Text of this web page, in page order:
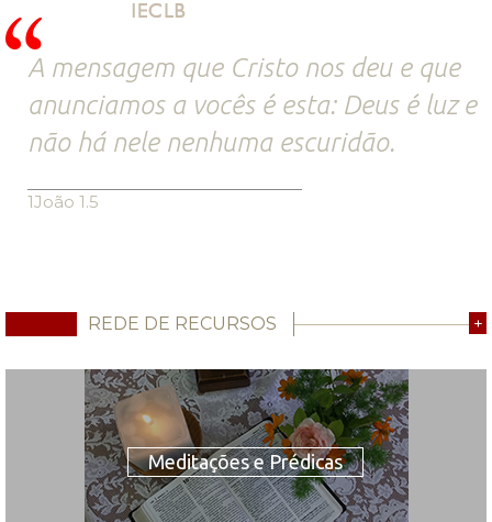
A mensagem que Cristo nos deu e que
anunciamos a vocês é esta: Deus é luz e
não há nele nenhuma escuridão.
1João 1.5
REDE DE RECURSOS +
Meditações e Prédicas